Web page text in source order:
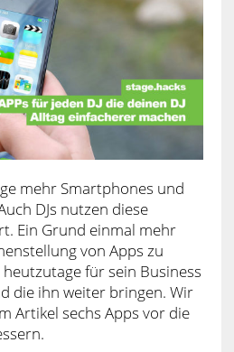
mehr Smartphones und
DJs nutzen diese
Ein Grund einmal mehr
von Apps zu
heutzutage für sein Business
die ihn weiter bringen. Wir
Artikel sechs Apps vor die